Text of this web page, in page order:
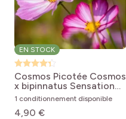
EN STOCK
Cosmos Picotée Cosmos
x bipinnatus Sensation
Picotee
1 conditionnement disponible
4,90 €